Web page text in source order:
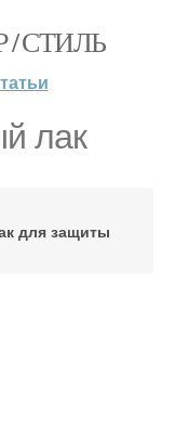
/ СТИЛЬ
лак
для защиты